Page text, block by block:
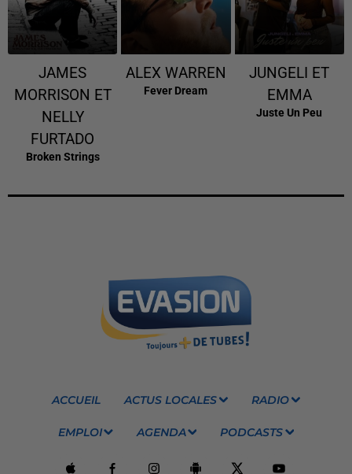
JAMES
MORRISON ET
NELLY
FURTADO
Broken Strings
ALEX WARREN
Fever Dream
JUNGELI ET
EMMA
Juste Un Peu
ACCUEIL ACTUS LOCALES RADIO
EMPLOI AGENDA PODCASTS